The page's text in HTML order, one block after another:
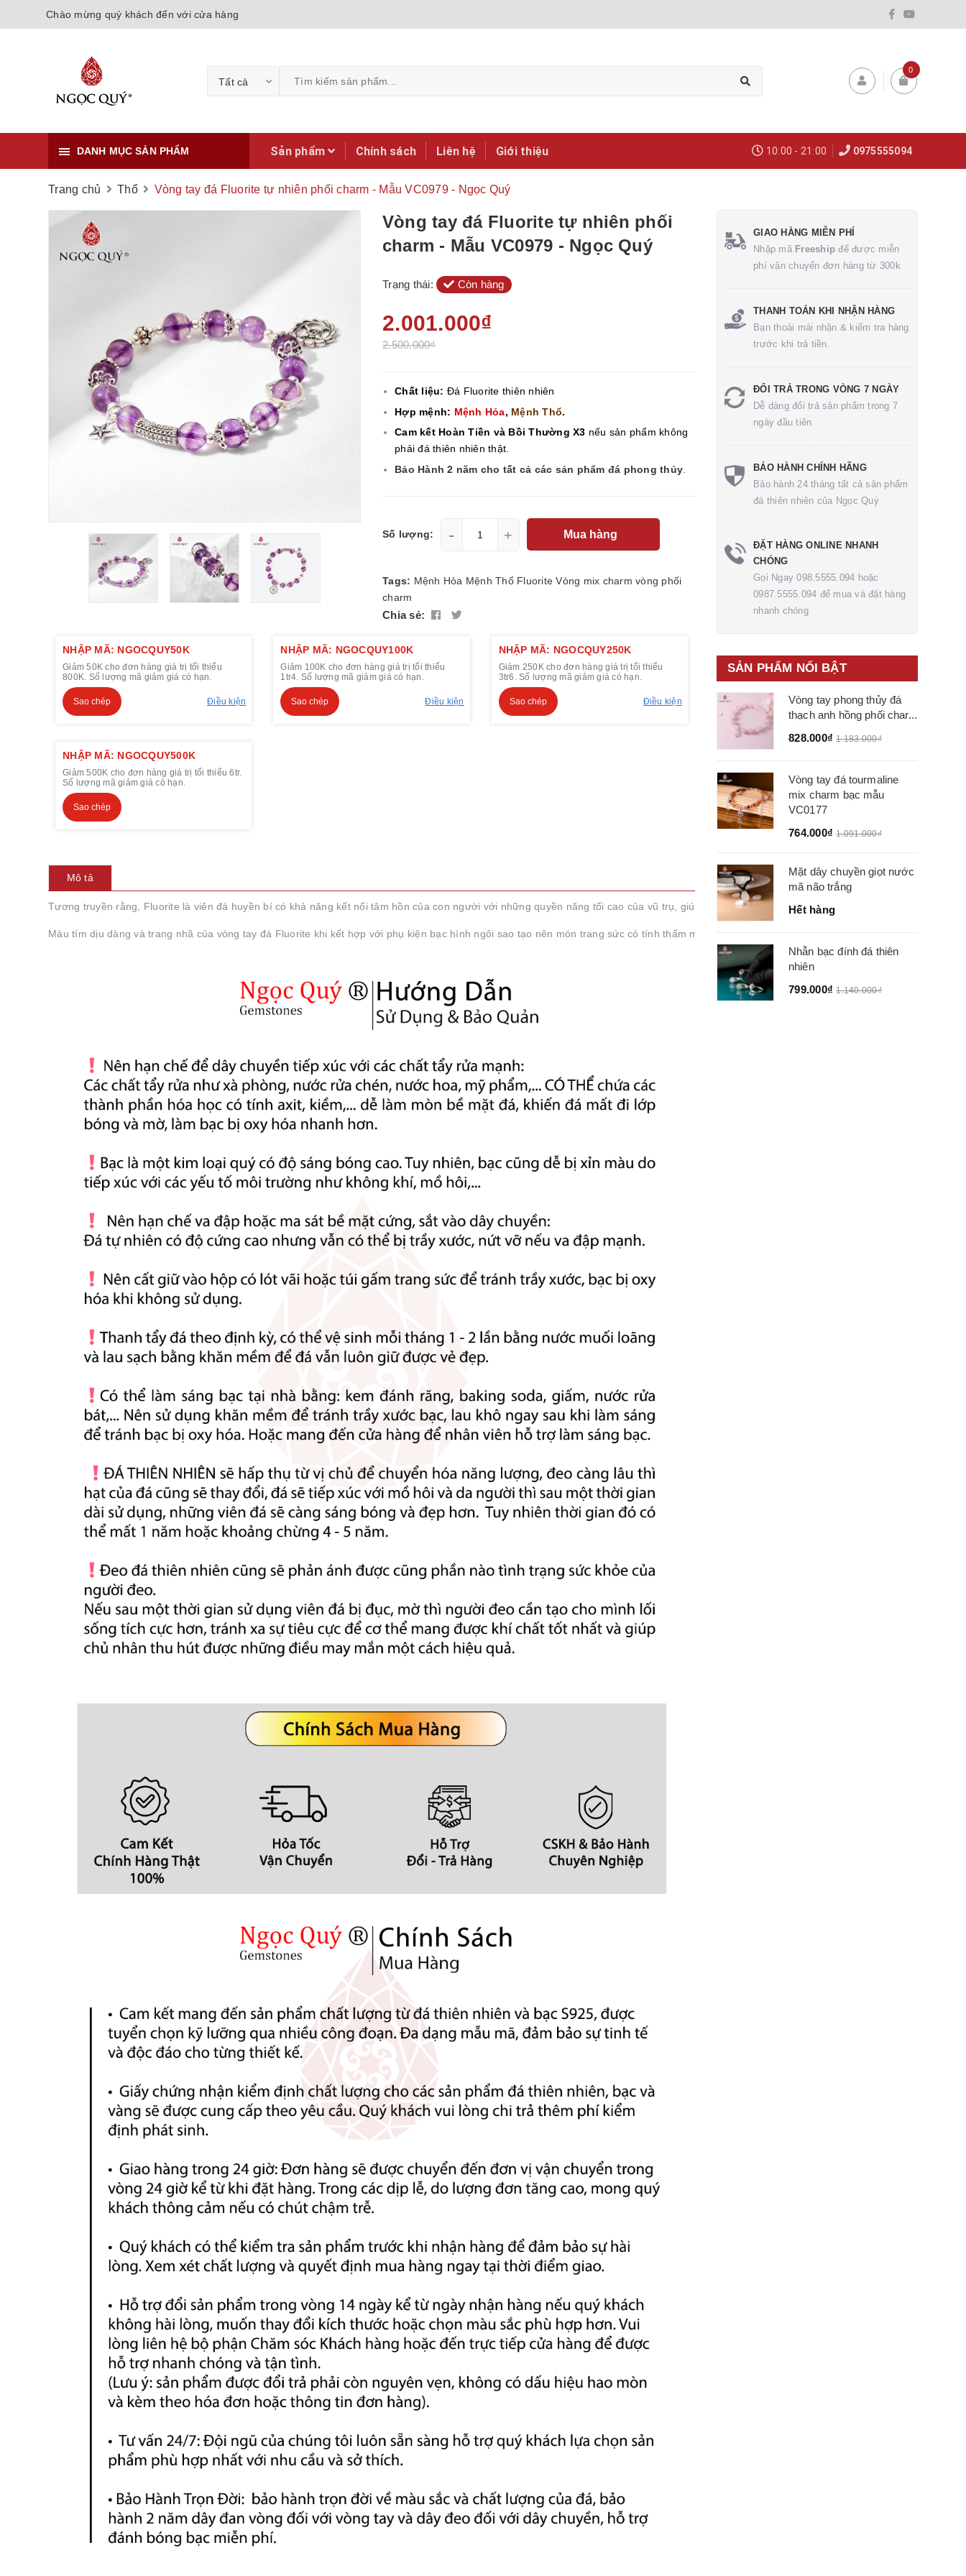
Chào mừng quý khách đến với cửa hàng
Tất cả
0
DANH MỤC SẢN PHẨM Sản phẩm Chính sách Liên hệ Giới thiệu 10:00 - 21:00 0975555094
Trang chủ Thổ Vòng tay đá Fluorite tự nhiên phối charm - Mẫu VC0979 - Ngọc Quý
Vòng tay đá Fluorite tự nhiên phối
charm - Mẫu VC0979 - Ngọc Quý
Trạng thái: Còn hàng
2.001.000₫
2.500.000₫
Chất liệu: Đá Fluorite thiên nhiên
Hợp mệnh: Mệnh Hỏa, Mệnh Thổ.
Cam kết Hoàn Tiền và Bồi Thường X3 nếu sản phẩm không
phải đá thiên nhiên thật.
Bảo Hành 2 năm cho tất cả các sản phẩm đá phong thủy
Số lượng: - + Mua hàng
Tags: Mệnh Hỏa Mệnh Thổ Fluorite Vòng mix charm vòng phối
charm
Chia sẻ:
NHẬP MÃ: NGOCQUY50K
Giảm 50K cho đơn hàng giá trị tối thiểu
800K. Số lượng mã giảm giá có hạn.
Sao chép Điều kiện
NHẬP MÃ: NGOCQUY100K
Giảm 100K cho đơn hàng giá trị tối thiểu
1tr4. Số lượng mã giảm giá có hạn.
Sao chép Điều kiện
NHẬP MÃ: NGOCQUY250K
Giảm 250K cho đơn hàng giá trị tối thiểu
3tr6. Số lượng mã giảm giá có hạn.
Sao chép Điều kiện
NHẬP MÃ: NGOCQUY500K
Giảm 500K cho đơn hàng giá trị tối thiểu 6tr.
Số lượng mã giảm giá có hạn.
Sao chép
Mô tả
Tương truyền rằng, Fluorite là viên đá huyền bí có khả năng kết nối tâm hồn của con người với những quyền năng tối cao của vũ trụ, giúp sở hữu tiên đoán tương lai và vận mệnh
Màu tím dịu dàng và trang nhã của vòng tay đá Fluorite khi kết hợp với phụ kiện bạc hình ngôi sao tạo nên món trang sức có tính thẩm mỹ tuyệt vời, vừa thời thượng, vừa sang trọng, chắc
GIAO HÀNG MIỄN PHÍ
Nhập mã Freeship để được miễn
phí vận chuyển đơn hàng từ 300k
THANH TOÁN KHI NHẬN HÀNG
Bạn thoải mái nhận & kiểm tra hàng
trước khi trả tiền.
ĐỔI TRẢ TRONG VÒNG 7 NGÀY
Dễ dàng đổi trả sản phẩm trong 7
ngày đầu tiên
BẢO HÀNH CHÍNH HÃNG
Bảo hành 24 tháng tất cả sản phẩm
đá thiên nhiên của Ngọc Quý
ĐẶT HÀNG ONLINE NHANH
CHÓNG
Gọi Ngay 098.5555.094 hoặc
0987.5555.094 để mua và đặt hàng
nhanh chóng
SẢN PHẨM NỔI BẬT
Vòng tay phong thủy đá
thạch anh hồng phối char...
828.000₫ 1.183.000₫
Vòng tay đá tourmaline
mix charm bạc mẫu
VC0177
764.000₫ 1.091.000₫
Mặt dây chuyền giọt nước
mã não trắng
Hết hàng
Nhẫn bạc đính đá thiên
nhiên
799.000₫ 1.140.000₫